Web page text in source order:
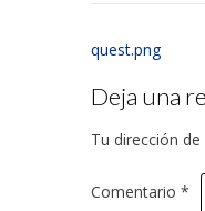
quest.png
Deja una
Tu dirección
Comentario *